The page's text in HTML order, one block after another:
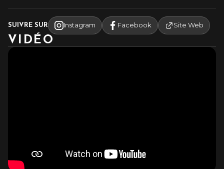
SUIVRE SUR Instagram Facebook Site Web
VIDÉO